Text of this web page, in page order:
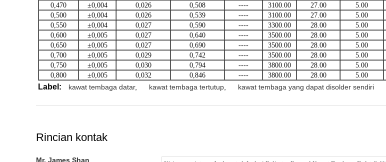
0,470
±0,004 0,026 0,508 ---- 3100.00 27.00 5.00
0,500
±0,004 0,026 0,539 ---- 3100.00 27.00 5.00
0,550
±0,004 0,027 0,590 ---- 3300.00 28.00 5.00
0,600
±0,005 0,027 0,640 ---- 3500.00 28.00 5.00
0,650
±0,005 0,027 0,690 ---- 3500.00 28.00 5.00
0,700
±0,005 0,029 0,742 ---- 3500.00 28.00 5.00
0,750
±0,005 0,030 0,794 ---- 3800.00 28.00 5.00
0,800
±0,005 0,032 0,846 ---- 3800.00 28.00 5.00
Label: kawat tembaga datar, kawat tembaga tertutup kawat tembaga yang dapat disolder sendiri
Rincian kontak
Mr. James Shan